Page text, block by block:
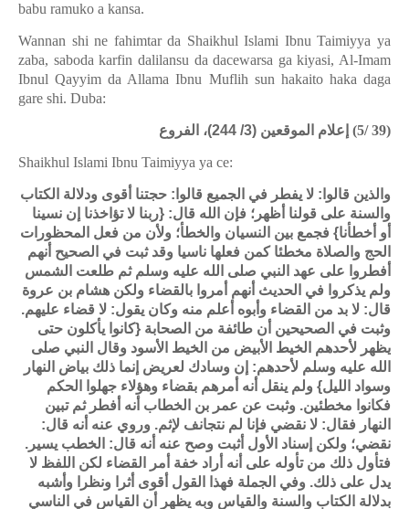
babu ramuko a kansa.
Wannan shi ne fahimtar da Shaikhul Islami Ibnu Taimiyya ya
zaba, saboda karfin dalilansu da dacewarsa ga kiyasi, Al-Imam
Ibnul Qayyim da Allama Ibnu Muflih sun hakaito haka daga
gare shi. Duba:
إعلام الموقعين (3/ 244)، الفروع (5/ 39)
Shaikhul Islami Ibnu Taimiyya ya ce:
والذين قالوا: لا يفطر في الجميع قالوا: حجتنا أقوى ودلالة الكتاب
والسنة على قولنا أظهر؛ فإن الله قال: {ربنا لا تؤاخذنا إن نسينا
أو أخطأنا} فجمع بين النسيان والخطأ؛ ولأن من فعل المحظورات
الحج والصلاة مخطئا كمن فعلها ناسيا وقد ثبت في الصحيح أنهم
أفطروا على عهد النبي صلى الله عليه وسلم ثم طلعت الشمس
ولم يذكروا في الحديث أنهم أمروا بالقضاء ولكن هشام بن عروة
قال: لا بد من القضاء وأبوه أعلم منه وكان يقول: لا قضاء عليهم.
وثبت في الصحيحين أن طائفة من الصحابة {كانوا يأكلون حتى
يظهر لأحدهم الخيط الأبيض من الخيط الأسود وقال النبي صلى
الله عليه وسلم لأحدهم: إن وسادك لعريض إنما ذلك بياض النهار
وسواد الليل} ولم ينقل أنه أمرهم بقضاء وهؤلاء جهلوا الحكم
فكانوا مخطئين. وثبت عن عمر بن الخطاب أنه أفطر ثم تبين
النهار فقال: لا نقضي فإنا لم نتجانف لإثم. وروي عنه أنه قال:
نقضي؛ ولكن إسناد الأول أثبت وصح عنه أنه قال: الخطب يسير.
فتأول ذلك من تأوله على أنه أراد خفة أمر القضاء لكن اللفظ لا
يدل على ذلك. وفي الجملة فهذا القول أقوى أثرا ونظرا وأشبه
بدلالة الكتاب والسنة والقياس وبه يظهر أن القياس في الناسي